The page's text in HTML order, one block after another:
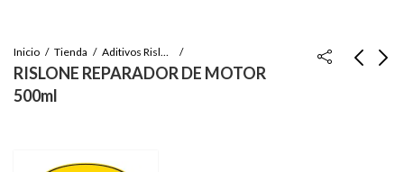
Inicio Tienda Aditivos Rislone
RISLONE REPARADOR DE MOTOR
500ml